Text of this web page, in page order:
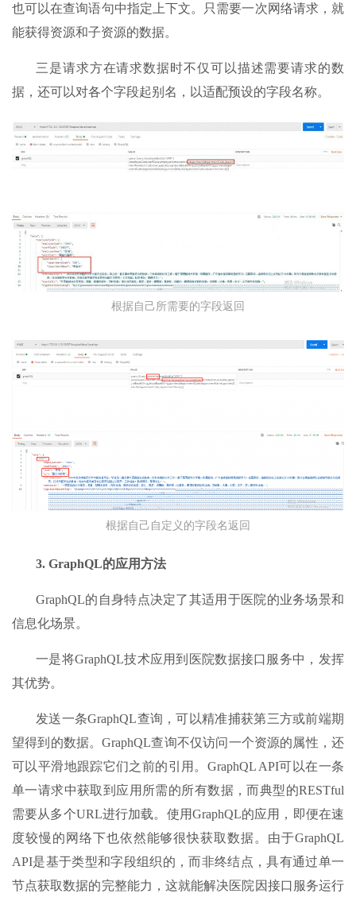
也可以在查询语句中指定上下文。只需要一次网络请求，就
能获得资源和子资源的数据。
三是请求方在请求数据时不仅可以描述需要请求的数
据，还可以对各个字段起别名，以适配预设的字段名称。
根据自己所需要的字段返回
根据自己自定义的字段名返回
3. GraphQL的应用方法
GraphQL的自身特点决定了其适用于医院的业务场景和
信息化场景。
一是将GraphQL技术应用到医院数据接口服务中，发挥
其优势。
发送一条GraphQL查询，可以精准捕获第三方或前端期
望得到的数据。GraphQL查询不仅访问一个资源的属性，还
可以平滑地跟踪它们之前的引用。GraphQL API可以在一条
单一请求中获取到应用所需的所有数据，而典型的RESTful
需要从多个URL进行加载。使用GraphQL的应用，即便在速
度较慢的网络下也依然能够很快获取数据。由于GraphQL
API是基于类型和字段组织的，而非终结点，具有通过单一
节点获取数据的完整能力，这就能解决医院因接口服务运行